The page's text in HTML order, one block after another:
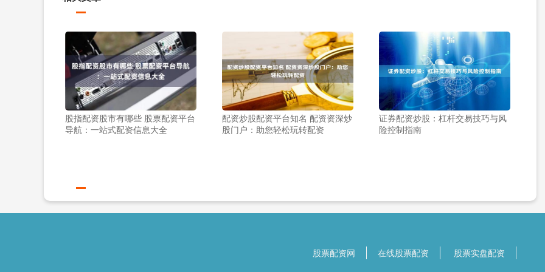
股指配资股市有哪些 股票配资平台
导航：一站式配资信息大全
配资炒股配资平台知名 配资资深炒
股门户：助您轻松玩转配资
证券配资炒股：杠杆交易技巧与风
险控制指南
股票配资网 在线股票配资 股票实盘配资